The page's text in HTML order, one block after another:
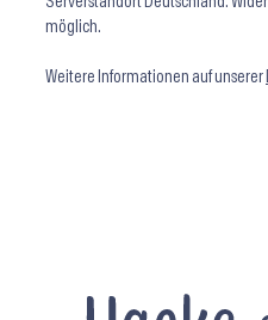
möglich.
Weitere Informationen auf unserer